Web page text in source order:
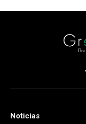
Noticias